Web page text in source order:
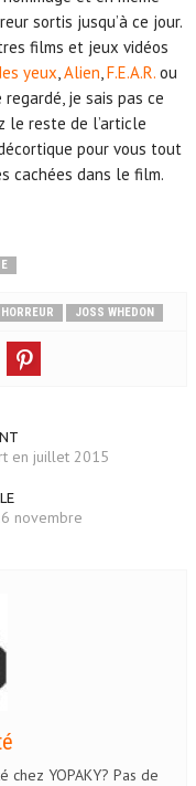
sortis jusqu’à ce jour.
films et jeux vidéos
yeux Alien F.E.A.R. ou
regardé, je sais pas ce
le reste de l’article
pour vous tout
cachées dans le film.
HORREUR JOSS WHEDON
en juillet 2015
novembre
YOPAKY? Pas de